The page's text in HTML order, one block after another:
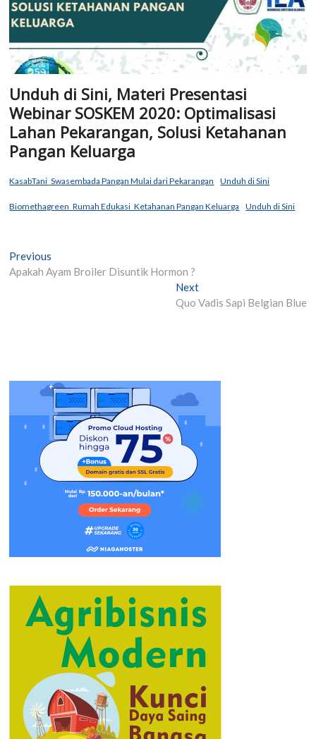
Unduh di Sini, Materi Presentasi
Webinar SOSKEM 2020: Optimalisasi
Lahan Pekarangan, Solusi Ketahanan
Pangan Keluarga
KasabTani_Swasembada Pangan Mulai dari Pekarangan Unduh di Sini
Biomethagreen_Rumah Edukasi_Ketahanan Pangan Keluarga Unduh di Sini
Post
navigation
Previous
post:
Apakah Ayam Broiler Disuntik Hormon ?
NextNext
post:
Quo Vadis Sapi Belgian Blue